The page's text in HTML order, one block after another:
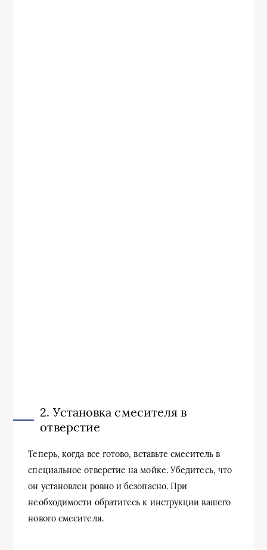
2. Установка смесителя в
отверстие
Теперь, когда все готово, вставьте смеситель в
специальное отверстие на мойке. Убедитесь, что
он установлен ровно и безопасно. При
необходимости обратитесь к инструкции вашего
нового смесителя.